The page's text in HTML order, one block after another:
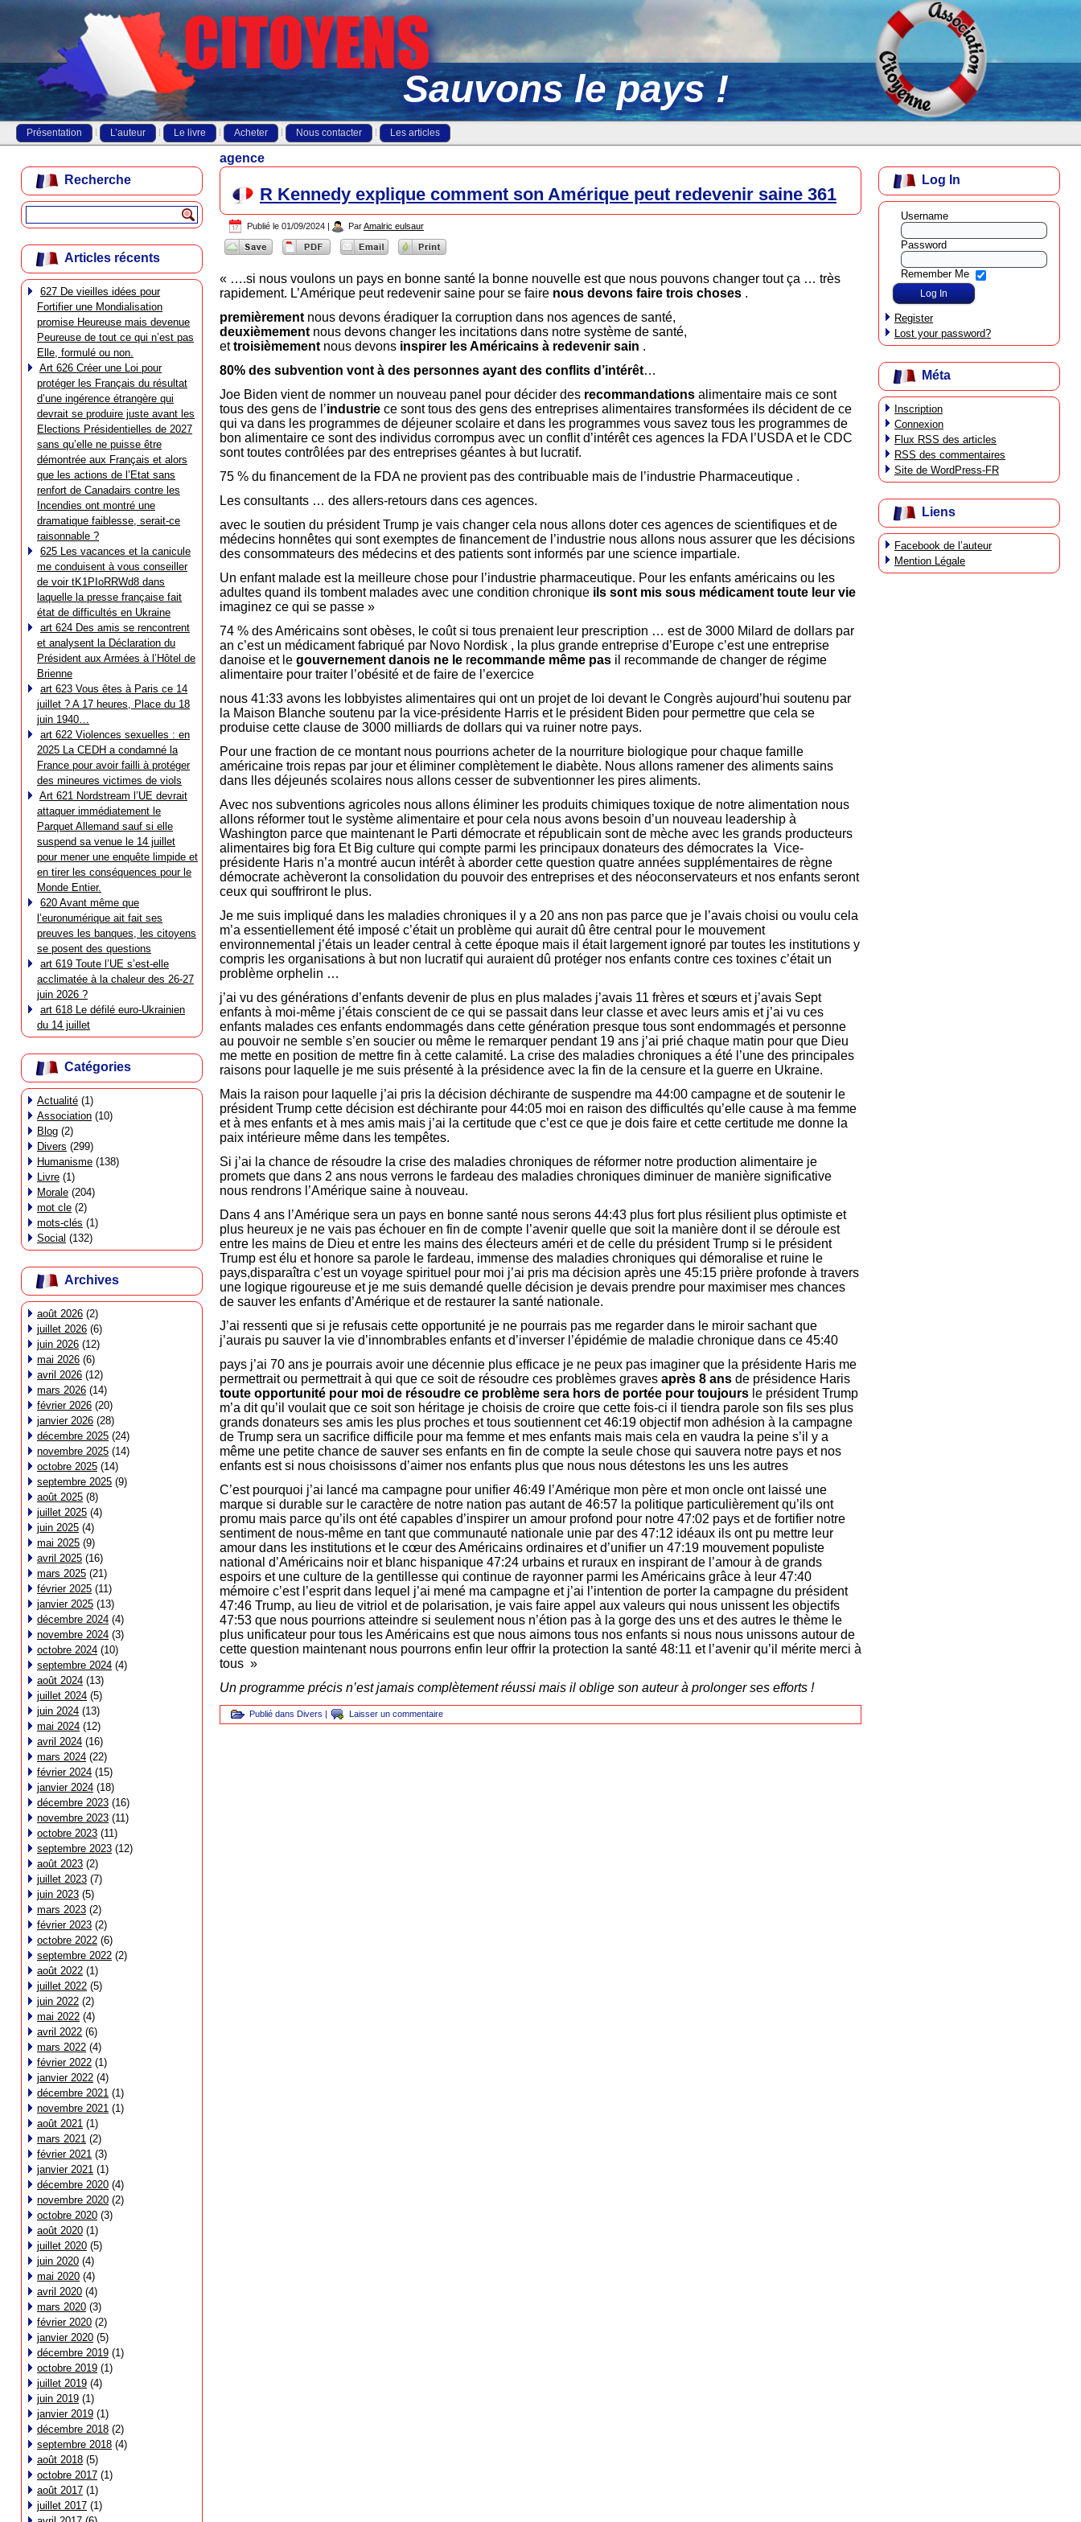
Sauvons le pays !
Présentation L’auteur Le livre Acheter Nous contacter Les articles
Recherche
Articles récents
627 De vieilles idées pour
Fortifier une Mondialisation
promise Heureuse mais devenue
Peureuse de tout ce qui n’est pas
Elle, formulé ou non.
Art 626 Créer une Loi pour
protéger les Français du résultat
d’une ingérence étrangère qui
devrait se produire juste avant les
Elections Présidentielles de 2027
sans qu’elle ne puisse être
démontrée aux Français et alors
que les actions de l’Etat sans
renfort de Canadairs contre les
Incendies ont montré une
dramatique faiblesse, serait-ce
raisonnable ?
625 Les vacances et la canicule
me conduisent à vous conseiller
de voir tK1PIoRRWd8 dans
laquelle la presse française fait
état de difficultés en Ukraine
art 624 Des amis se rencontrent
et analysent la Déclaration du
Président aux Armées à l’Hôtel de
Brienne
art 623 Vous êtes à Paris ce 14
juillet ? A 17 heures, Place du 18
juin 1940…
art 622 Violences sexuelles : en
2025 La CEDH a condamné la
France pour avoir failli à protéger
des mineures victimes de viols
Art 621 Nordstream l’UE devrait
attaquer immédiatement le
Parquet Allemand sauf si elle
suspend sa venue le 14 juillet
pour mener une enquête limpide et
en tirer les conséquences pour le
Monde Entier.
620 Avant même que
l’euronumérique ait fait ses
preuves les banques, les citoyens
se posent des questions
art 619 Toute l’UE s’est-elle
acclimatée à la chaleur des 26-27
juin 2026 ?
art 618 Le défilé euro-Ukrainien
du 14 juillet
Catégories
Actualité (1)
Association (10)
Blog (2)
Divers (299)
Humanisme (138)
Livre (1)
Morale (204)
mot cle (2)
mots-clés (1)
Social (132)
Archives
août 2026 (2)
juillet 2026 (6)
juin 2026 (12)
mai 2026 (6)
avril 2026 (12)
mars 2026 (14)
février 2026 (20)
janvier 2026 (28)
décembre 2025 (24)
novembre 2025 (14)
octobre 2025 (14)
septembre 2025 (9)
août 2025 (8)
juillet 2025 (4)
juin 2025 (4)
mai 2025 (9)
avril 2025 (16)
mars 2025 (21)
février 2025 (11)
janvier 2025 (13)
décembre 2024 (4)
novembre 2024 (3)
octobre 2024 (10)
septembre 2024 (4)
août 2024 (13)
juillet 2024 (5)
juin 2024 (13)
mai 2024 (12)
avril 2024 (16)
mars 2024 (22)
février 2024 (15)
janvier 2024 (18)
décembre 2023 (16)
novembre 2023 (11)
octobre 2023 (11)
septembre 2023 (12)
août 2023 (2)
juillet 2023 (7)
juin 2023 (5)
mars 2023 (2)
février 2023 (2)
octobre 2022 (6)
septembre 2022 (2)
août 2022 (1)
juillet 2022 (5)
juin 2022 (2)
mai 2022 (4)
avril 2022 (6)
mars 2022 (4)
février 2022 (1)
janvier 2022 (4)
décembre 2021 (1)
novembre 2021 (1)
août 2021 (1)
mars 2021 (2)
février 2021 (3)
janvier 2021 (1)
décembre 2020 (4)
novembre 2020 (2)
octobre 2020 (3)
août 2020 (1)
juillet 2020 (5)
juin 2020 (4)
mai 2020 (4)
avril 2020 (4)
mars 2020 (3)
février 2020 (2)
janvier 2020 (5)
décembre 2019 (1)
octobre 2019 (1)
juillet 2019 (4)
juin 2019 (1)
janvier 2019 (1)
décembre 2018 (2)
septembre 2018 (4)
août 2018 (5)
octobre 2017 (1)
août 2017 (1)
juillet 2017 (1)
agence
R Kennedy explique comment son Amérique peut redevenir saine 361
Publié le 01/09/2024 | ParAmalric eulsaur
« ….si nous voulons un pays en bonne santé la bonne nouvelle est que nous pouvons changer tout ça … très
rapidement. L’Amérique peut redevenir saine pour se faire nous devons faire trois choses .
premièrement nous devons éradiquer la corruption dans nos agences de santé,
deuxièmement nous devons changer les incitations dans notre système de santé,
ettroisièmement nous devons inspirer les Américains à redevenir sain .
80% des subvention vont à des personnes ayant des conflits d’intérêt…
Joe Biden vient de nommer un nouveau panel pour décider des recommandations alimentaire mais ce sont
tous des gens de l’industrie ce sont tous des gens des entreprises alimentaires transformées ils décident de ce
qui va dans les programmes de déjeuner scolaire et dans les programmes vous savez tous les programmes de
bon alimentaire ce sont des individus corrompus avec un conflit d’intérêt ces agences la FDA l’USDA et le CDC
sont toutes contrôlées par des entreprises géantes à but lucratif.
75 % du financement de la FDA ne provient pas des contribuable mais de l’industrie Pharmaceutique .
Les consultants … des allers-retours dans ces agences.
avec le soutien du président Trump je vais changer cela nous allons doter ces agences de scientifiques et de
médecins honnêtes qui sont exemptes de financement de l’industrie nous allons nous assurer que les décisions
des consommateurs des médecins et des patients sont informés par une science impartiale.
Un enfant malade est la meilleure chose pour l’industrie pharmaceutique. Pour les enfants américains ou les
adultes quand ils tombent malades avec une condition chronique ils sont mis sous médicament toute leur vie
imaginez ce qui se passe »
74 % des Américains sont obèses, le coût si tous prenaient leur prescription … est de 3000 Milard de dollars par
an c’est un médicament fabriqué par Novo Nordisk , la plus grande entreprise d’Europe c’est une entreprise
danoise et le gouvernement danois ne le recommande même pas il recommande de changer de régime
alimentaire pour traiter l’obésité et de faire de l’exercice
nous 41:33 avons les lobbyistes alimentaires qui ont un projet de loi devant le Congrès aujourd’hui soutenu par
la Maison Blanche soutenu par la vice-présidente Harris et le président Biden pour permettre que cela se
produise cette clause de 3000 milliards de dollars qui va ruiner notre pays.
Pour une fraction de ce montant nous pourrions acheter de la nourriture biologique pour chaque famille
américaine trois repas par jour et éliminer complètement le diabète. Nous allons ramener des aliments sains
dans lles déjeunés scolaires nous allons cesser de subventionner les pires aliments.
Avec nos subventions agricoles nous allons éliminer les produits chimiques toxique de notre alimentation nous
allons réformer tout le système alimentaire et pour cela nous avons besoin d’un nouveau leadership à
Washington parce que maintenant le Parti démocrate et républicain sont de mèche avec les grands producteurs
alimentaires big fora Et Big culture qui compte parmi les principaux donateurs des démocrates la Vice-
présidente Haris n’a montré aucun intérêt à aborder cette question quatre années supplémentaires de règne
démocrate achèveront la consolidation du pouvoir des entreprises et des néoconservateurs et nos enfants seront
ceux qui souffriront le plus.
Je me suis impliqué dans les maladies chroniques il y a 20 ans non pas parce que je l’avais choisi ou voulu cela
m’a essentiellement été imposé c’était un problème qui aurait dû être central pour le mouvement
environnemental j’étais un leader central à cette époque mais il était largement ignoré par toutes les institutions y
compris les organisations à but non lucratif qui auraient dû protéger nos enfants contre ces toxines c’était un
problème orphelin …
j’ai vu des générations d’enfants devenir de plus en plus malades j’avais 11 frères et sœurs et j’avais Sept
enfants à moi-même j’étais conscient de ce qui se passait dans leur classe et avec leurs amis et j’ai vu ces
enfants malades ces enfants endommagés dans cette génération presque tous sont endommagés et personne
au pouvoir ne semble s’en soucier ou même le remarquer pendant 19 ans j’ai prié chaque matin pour que Dieu
me mette en position de mettre fin à cette calamité. La crise des maladies chroniques a été l’une des principales
raisons pour laquelle je me suis présenté à la présidence avec la fin de la censure et la guerre en Ukraine.
Mais la raison pour laquelle j’ai pris la décision déchirante de suspendre ma 44:00 campagne et de soutenir le
président Trump cette décision est déchirante pour 44:05 moi en raison des difficultés qu’elle cause à ma femme
et à mes enfants et à mes amis mais j’ai la certitude que c’est ce que je dois faire et cette certitude me donne la
paix intérieure même dans les tempêtes.
Si j’ai la chance de résoudre la crise des maladies chroniques de réformer notre production alimentaire je
promets que dans 2 ans nous verrons le fardeau des maladies chroniques diminuer de manière significative
nous rendrons l’Amérique saine à nouveau.
Dans 4 ans l’Amérique sera un pays en bonne santé nous serons 44:43 plus fort plus résilient plus optimiste et
plus heureux je ne vais pas échouer en fin de compte l’avenir quelle que soit la manière dont il se déroule est
entre les mains de Dieu et entre les mains des électeurs améri et de celle du président Trump si le président
Trump est élu et honore sa parole le fardeau, immense des maladies chroniques qui démoralise et ruine le
pays,disparaîtra c’est un voyage spirituel pour moi j’ai pris ma décision après une 45:15 prière profonde à travers
une logique rigoureuse et je me suis demandé quelle décision je devais prendre pour maximiser mes chances
de sauver les enfants d’Amérique et de restaurer la santé nationale.
J’ai ressenti que si je refusais cette opportunité je ne pourrais pas me regarder dans le miroir sachant que
j’aurais pu sauver la vie d’innombrables enfants et d’inverser l’épidémie de maladie chronique dans ce 45:40
pays j’ai 70 ans je pourrais avoir une décennie plus efficace je ne peux pas imaginer que la présidente Haris me
permettrait ou permettrait à qui que ce soit de résoudre ces problèmes graves après 8 ans de présidence Haris
toute opportunité pour moi de résoudre ce problème sera hors de portée pour toujours le président Trump
m’a dit qu’il voulait que ce soit son héritage je choisis de croire que cette fois-ci il tiendra parole son fils ses plus
grands donateurs ses amis les plus proches et tous soutiennent cet 46:19 objectif mon adhésion à la campagne
de Trump sera un sacrifice difficile pour ma femme et mes enfants mais mais cela en vaudra la peine s’il y a
même une petite chance de sauver ses enfants en fin de compte la seule chose qui sauvera notre pays et nos
enfants est si nous choisissons d’aimer nos enfants plus que nous nous détestons les uns les autres
C’est pourquoi j’ai lancé ma campagne pour unifier 46:49 l’Amérique mon père et mon oncle ont laissé une
marque si durable sur le caractère de notre nation pas autant de 46:57 la politique particulièrement qu’ils ont
promu mais parce qu’ils ont été capables d’inspirer un amour profond pour notre 47:02 pays et de fortifier notre
sentiment de nous-même en tant que communauté nationale unie par des 47:12 idéaux ils ont pu mettre leur
amour dans les institutions et le cœur des Américains ordinaires et d’unifier un 47:19 mouvement populiste
national d’Américains noir et blanc hispanique 47:24 urbains et ruraux en inspirant de l’amour à de grands
espoirs et une culture de la gentillesse qui continue de rayonner parmi les Américains grâce à leur 47:40
mémoire c’est l’esprit dans lequel j’ai mené ma campagne et j’ai l’intention de porter la campagne du président
47:46 Trump, au lieu de vitriol et de polarisation, je vais faire appel aux valeurs qui nous unissent les objectifs
47:53 que nous pourrions atteindre si seulement nous n’étion pas à la gorge des uns et des autres le thème le
plus unificateur pour tous les Américains est que nous aimons tous nos enfants si nous nous unissons autour de
cette question maintenant nous pourrons enfin leur offrir la protection la santé 48:11 et l’avenir qu’il mérite merci à
tous »
Un programme précis n’est jamais complètement réussi mais il oblige son auteur à prolonger ses efforts !
Publié dans Divers | Laisser un commentaire
Log In
Username
Password
Remember Me
Register
Lost your password?
Méta
Inscription
Connexion
Flux RSS des articles
RSS des commentaires
Site de WordPress-FR
Liens
Facebook de l’auteur
Mention Légale